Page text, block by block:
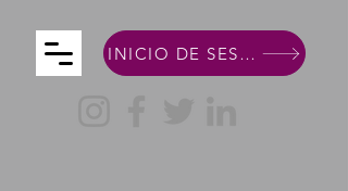
INICIO DE SESIÓN DE MIEMBRO